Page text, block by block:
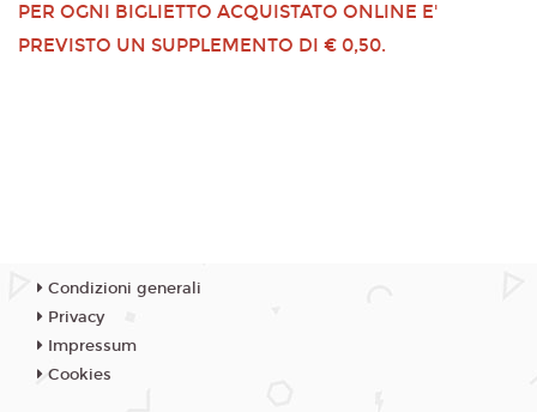
PER OGNI BIGLIETTO ACQUISTATO ONLINE E'
PREVISTO UN SUPPLEMENTO DI € 0,50.
Condizioni generali
Privacy
Impressum
Cookies